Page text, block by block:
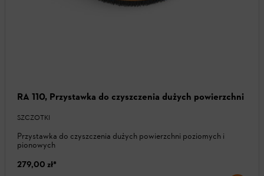
RA 110, Przystawka do czyszczenia dużych powierzchni
SZCZOTKI
Przystawka do czyszczenia dużych powierzchni poziomych i
pionowych
279,00 zł*